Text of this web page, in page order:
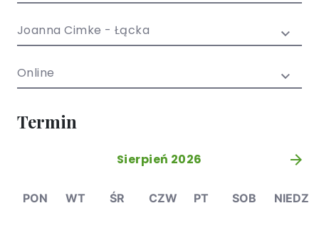
młodzieży
Joanna Cimke - Łącka
Online
Termin
Sierpień 2026 »
PON WT ŚR CZW PT SOB NIEDZ